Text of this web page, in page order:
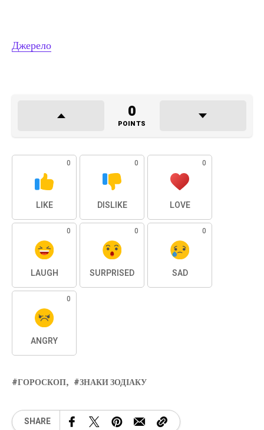
Джерело
0
POINTS
0
LIKE
0
DISLIKE
0
LOVE
0
LAUGH
0
SURPRISED
0
SAD
0
ANGRY
ГОРОСКОП ЗНАКИ ЗОДІАКУ
SHARE